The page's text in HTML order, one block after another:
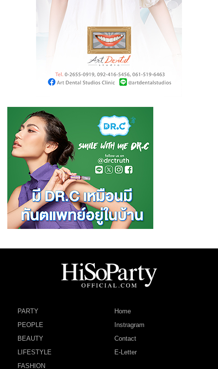
PARTY
PEOPLE
BEAUTY
LIFESTYLE
FASHION
Home
Instragram
Contact
E-Letter